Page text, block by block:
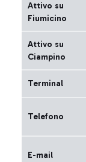
Attivo su
Fiumicino
Attivo su
Ciampino
Terminal
Telefono
E-mail